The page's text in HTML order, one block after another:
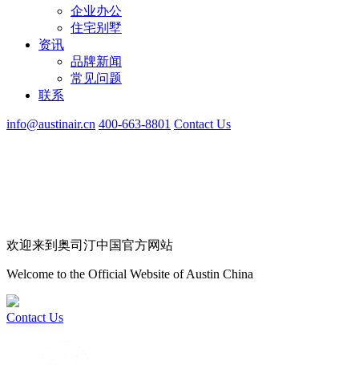
企业办公
住宅别墅
资讯
品牌新闻
常见问题
联系
info@austinair.cn 400-663-8801 Contact Us
欢迎来到奥司汀中国官方网站
Welcome to the Official Website of Austin China
Contact Us